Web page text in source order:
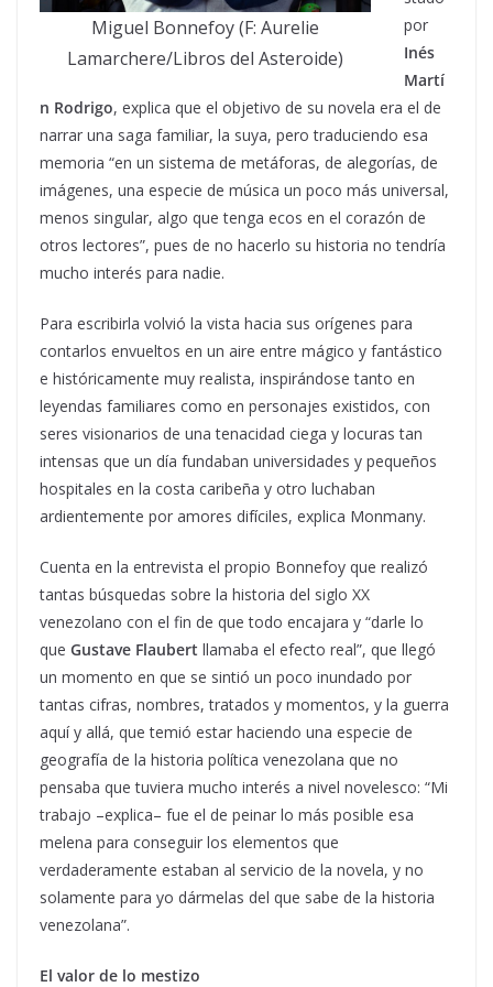
Miguel Bonnefoy (F: Aurelie
Lamarchere/Libros del Asteroide)
por
Inés
Martí
n Rodrigo, explica que el objetivo de su novela era el de
narrar una saga familiar, la suya, pero traduciendo esa
memoria “en un sistema de metáforas, de alegorías, de
imágenes, una especie de música un poco más universal,
menos singular, algo que tenga ecos en el corazón de
otros lectores”, pues de no hacerlo su historia no tendría
mucho interés para nadie.
Para escribirla volvió la vista hacia sus orígenes para
contarlos envueltos en un aire entre mágico y fantástico
e históricamente muy realista, inspirándose tanto en
leyendas familiares como en personajes existidos, con
seres visionarios de una tenacidad ciega y locuras tan
intensas que un día fundaban universidades y pequeños
hospitales en la costa caribeña y otro luchaban
ardientemente por amores difíciles, explica Monmany.
Cuenta en la entrevista el propio Bonnefoy que realizó
tantas búsquedas sobre la historia del siglo XX
venezolano con el fin de que todo encajara y “darle lo
que Gustave Flaubert llamaba el efecto real”, que llegó
un momento en que se sintió un poco inundado por
tantas cifras, nombres, tratados y momentos, y la guerra
aquí y allá, que temió estar haciendo una especie de
geografía de la historia política venezolana que no
pensaba que tuviera mucho interés a nivel novelesco: “Mi
trabajo –explica– fue el de peinar lo más posible esa
melena para conseguir los elementos que
verdaderamente estaban al servicio de la novela, y no
solamente para yo dármelas del que sabe de la historia
venezolana”.
El valor de lo mestizo